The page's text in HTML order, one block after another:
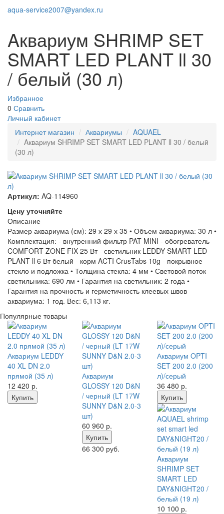
aqua-service2007@yandex.ru
Aквариум SHRIMP SET
SMART LED PLANT ll 30
/ белый (30 л)
Избранное
0 Сравнить
Личный кабинет
Интернет магазин
Аквариумы
AQUAEL
Aквариум SHRIMP SET SMART LED PLANT ll 30 / белый
(30 л)
Артикул: AQ-114960
Цену уточняйте
Описание
Размер аквариума (см): 29 х 29 х 35 • Объем аквариума: 30 л •
Комплектация: - внутренний фильтр PAT MINI - обогреватель
COMFORT ZONE FIX 25 Вт - светильник LEDDY SMART LED
PLANT ll 6 Вт белый - корм ACTI CrusTabs 10g - покрывное
стекло и подложка • Толщина стекла: 4 мм • Световой поток
светильника: 690 лм • Гарантия на светильник: 2 года •
Гарантия на прочность и герметичность клеевых швов
аквариума: 1 год. Вес: 6,113 кг.
Популярные товары
Аквариум LEDDY
40 XL DN 2.0
прямой (35 л)
12 420 р.
Купить
Аквариум
GLOSSY 120 D&N
/ черный (LT 17W
SUNNY D&N 2.0-3
шт)
60 960 р.
Купить
66 300 руб.
Аквариум OPTI
SET 200 2.0 (200
л)/серый
36 480 р.
Купить
Aквариум
SHRIMP SET
SMART LED
DAY&NIGHT20 /
белый (19 л)
10 100 р.